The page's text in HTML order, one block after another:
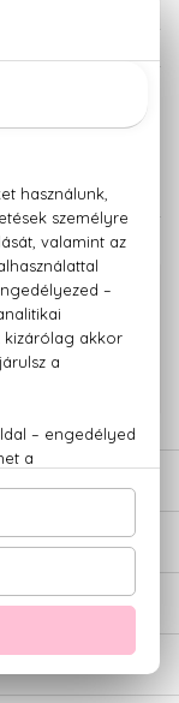
garanciával
+36 20